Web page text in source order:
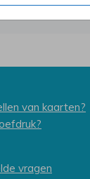
van kaarten?
vragen